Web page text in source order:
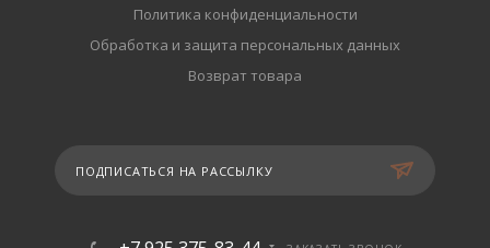
Политика конфиденциальности
Обработка и защита персональных данных
Возврат товара
ПОДПИСАТЬСЯ НА РАССЫЛКУ